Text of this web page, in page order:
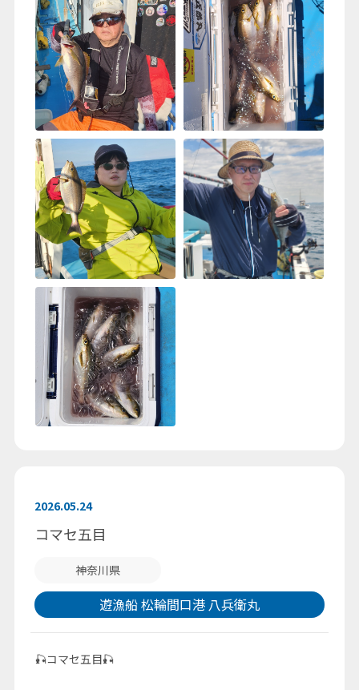
2026.05.24
コマセ五目
神奈川県
遊漁船 松輪間口港 八兵衛丸
🎣コマセ五目🎣